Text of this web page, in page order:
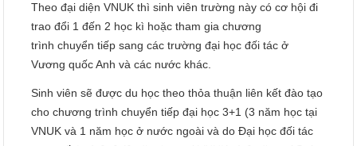
Theo đại diện VNUK thì sinh viên trường này có cơ hội đi
trao đổi 1 đến 2 học kì hoặc tham gia chương
trình chuyển tiếp sang các trường đại học đối tác ở
Vương quốc Anh và các nước khác.
Sinh viên sẽ được du học theo thỏa thuận liên kết đào tạo
cho chương trình chuyển tiếp đại học 3+1 (3 năm học tại
VNUK và 1 năm học ở nước ngoài và do Đại học đối tác